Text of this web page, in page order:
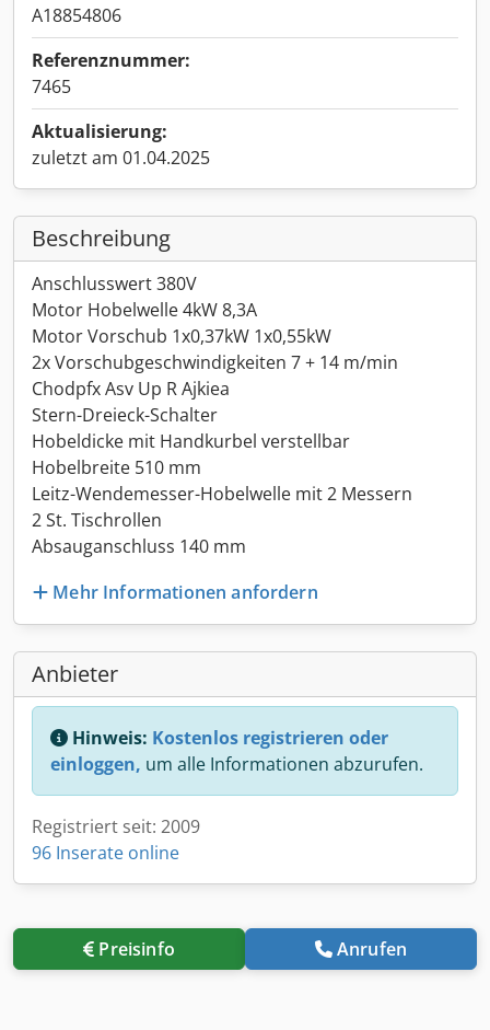
A18854806
Referenznummer:
7465
Aktualisierung:
zuletzt am 01.04.2025
Beschreibung
Anschlusswert 380V
Motor Hobelwelle 4kW 8,3A
Motor Vorschub 1x0,37kW 1x0,55kW
2x Vorschubgeschwindigkeiten 7 + 14 m/min
Chodpfx Asv Up R Ajkiea
Stern-Dreieck-Schalter
Hobeldicke mit Handkurbel verstellbar
Hobelbreite 510 mm
Leitz-Wendemesser-Hobelwelle mit 2 Messern
2 St. Tischrollen
Absauganschluss 140 mm
Mehr Informationen anfordern
Anbieter
Hinweis: Kostenlos registrieren oder
einloggen, um alle Informationen abzurufen.
Registriert seit: 2009
96 Inserate online
Preisinfo Anrufen